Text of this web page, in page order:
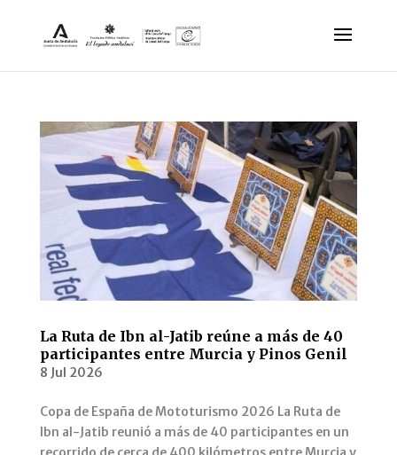
La Ruta de Ibn al-Jatib reúne a más de 40
participantes entre Murcia y Pinos Genil
8 Jul 2026
Copa de España de Mototurismo 2026 La Ruta de
Ibn al-Jatib reunió a más de 40 participantes en un